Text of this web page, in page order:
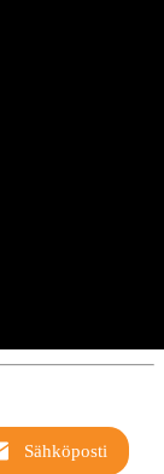
Sähköposti